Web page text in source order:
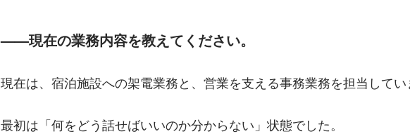
——現在の業務内容を教えてください。
現在は、宿泊施設への架電業務と、営業を支える事務業務を担当してい
最初は「何をどう話せばいいのか分からない」状態でした。